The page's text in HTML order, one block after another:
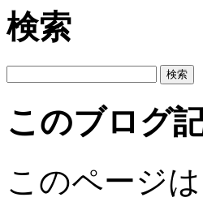
検索
このブログ
このページ